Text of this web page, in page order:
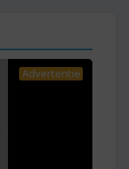
Advertentie